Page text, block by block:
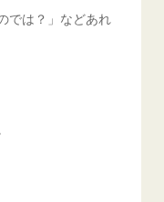
では？」などあれ